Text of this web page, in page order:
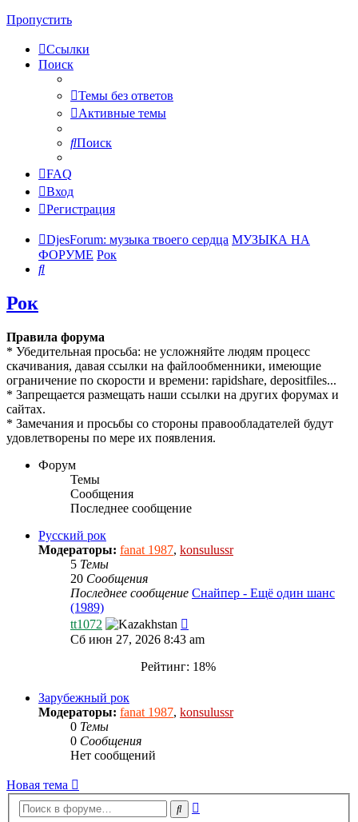
Пропустить
Ссылки
Поиск
Темы без ответов
Активные темы
Поиск
FAQ
Вход
Регистрация
DjesForum: музыка твоего сердца МУЗЫКА НА
ФОРУМЕ Рок
Поиск
Рок
Правила форума
* Убедительная просьба: не усложняйте людям процесс
скачивания, давая ссылки на файлообменники, имеющие
ограничение по скорости и времени: rapidshare, depositfiles...
* Запрещается размещать наши ссылки на других форумах и
сайтах.
* Замечания и просьбы со стороны правообладателей будут
удовлетворены по мере их появления.
Форум
Темы
Сообщения
Последнее сообщение
Русский рок
Модераторы: fanat 1987, konsulussr
5 Темы
20 Сообщения
Последнее сообщение Снайпер - Ещё один шанс
(1989)
tt1072
к
сообщению
Сб июн 27, 2026 8:43 am
Рейтинг: 18%
Зарубежный рок
Модераторы: fanat 1987, konsulussr
0 Темы
0 Сообщения
Нет сообщений
Новая тема
Поиск